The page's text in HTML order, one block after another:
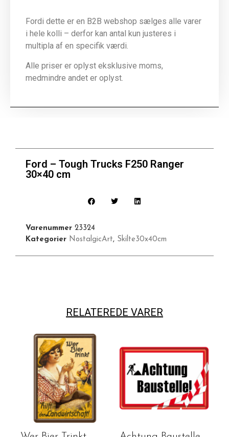
Fordi dette er en B2B webshop sælges alle varer
i hele kolli – derfor kan antal kun justeres i
multipla af en specifik værdi.
Alle priser er oplyst eksklusive moms,
medmindre andet er oplyst.
Ford – Tough Trucks F250 Ranger
30×40 cm
Varenummer 23324
Kategorier NostalgicArt, Skilte30x40cm
RELATEREDE VARER